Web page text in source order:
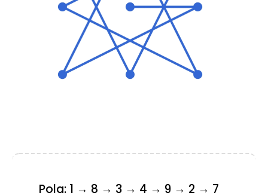
Pola: 1 → 8 → 3 → 4 → 9 → 2 → 7